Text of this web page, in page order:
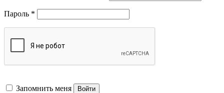
Пароль *
Запомнить меня Войти